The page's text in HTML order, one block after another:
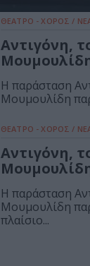
ΘΕΑΤΡΟ - ΧΟΡΟΣ /
Αντιγόνη,
Η παράσταση
Μουμουλίδη
ΘΕΑΤΡΟ - ΧΟΡΟΣ /
Αντιγόνη,
Η παράσταση
Μουμουλίδη
πλαίσιο...